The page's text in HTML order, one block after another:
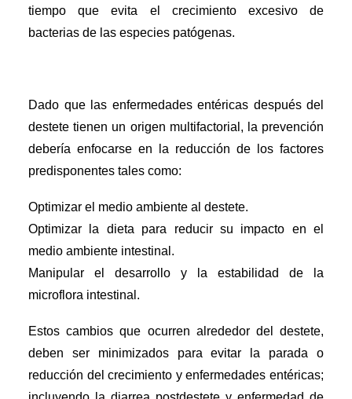
tiempo que evita el crecimiento excesivo de
bacterias de las especies patógenas.
Dado que las enfermedades entéricas después del
destete tienen un origen multifactorial, la prevención
debería enfocarse en la reducción de los factores
predisponentes tales como:
Optimizar el medio ambiente al destete.
Optimizar la dieta para reducir su impacto en el
medio ambiente intestinal.
Manipular el desarrollo y la estabilidad de la
microflora intestinal.
Estos cambios que ocurren alrededor del destete,
deben ser minimizados para evitar la parada o
reducción del crecimiento y enfermedades entéricas;